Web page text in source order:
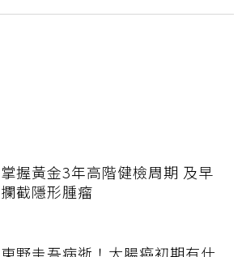
掌握黃金3年高階健檢周期 及早
攔截隱形腫瘤